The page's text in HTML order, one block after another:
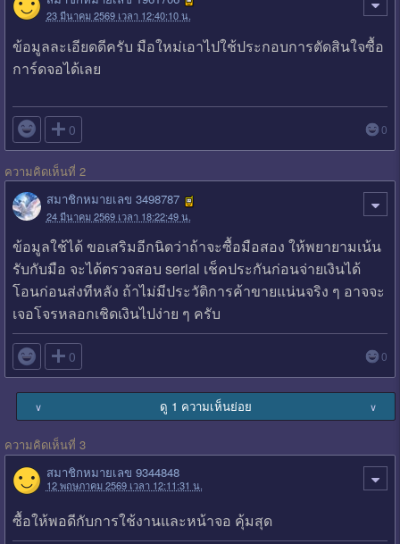
23 มีนาคม 2569 เวลา 12:40:10 น.
ข้อมูลละเอียดดีครับ มือใหม่เอาไปใช้ประกอบการตัดสินใจซื้อ
การ์ดจอได้เลย
 0 0
ความคิดเห็นที่ 2
สมาชิกหมายเลข 3498787
24 มีนาคม 2569 เวลา 18:22:49 น.
ข้อมูลใช้ได้ ขอเสริมอีกนิดว่าถ้าจะซื้อมือสอง ให้พยายามเน้น
รับกับมือ จะได้ตรวจสอบ serial เช็คประกันก่อนจ่ายเงินได้
โอนก่อนส่งทีหลัง ถ้าไม่มีประวัติการค้าขายแน่นจริง ๆ อาจจะ
เจอโจรหลอกเชิดเงินไปง่าย ๆ ครับ
 0 0
∨ ดู 1 ความเห็นย่อย ∨
ความคิดเห็นที่ 3
สมาชิกหมายเลข 9344848
12 พฤษภาคม 2569 เวลา 12:11:31 น.
ซื้อให้พอดีกับการใช้งานและหน้าจอ คุ้มสุด